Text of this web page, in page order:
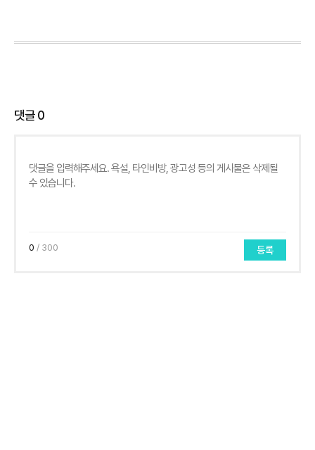
댓글0
0 / 300 등록